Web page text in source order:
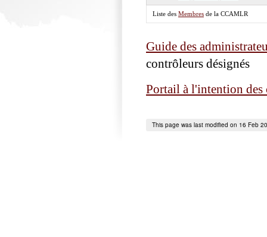
Liste des Membres de la CCAMLR
Guide des
contrôleurs désignés
Portail à l'intention des
This page was last modified on 16 Feb